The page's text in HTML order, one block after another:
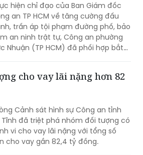
hiện chỉ đạo của Ban Giám đốc
an TP HCM về tăng cường đấu
trấn áp tội phạm đường phố, bảo
an ninh trật tự, Công an phường
Nhuận (TP HCM) đã phối hợp bắt
đến Văn phòng Cơ quan Cảnh sát
cho vay lãi nặng hơn 82
Cảnh sát hình sự Công an tỉnh
Tĩnh đã triệt phá nhóm đối tượng có
vi cho vay lãi nặng với tổng số
cho vay gần 82,4 tỷ đồng.